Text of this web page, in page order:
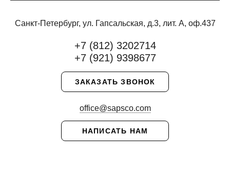
Санкт-Петербург, ул. Гапсальская, д.3, лит. А, оф.437
+7 (812) 3202714
+7 (921) 9398677
ЗАКАЗАТЬ ЗВОНОК
office@sapsco.com
НАПИСАТЬ НАМ